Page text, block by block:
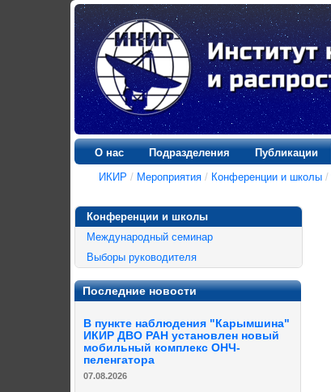
О нас Подразделения Публикации
ИКИР / Мероприятия / Конференции и школы /
Конференции и школы
Международный семинар
Выборы руководителя
Последние новости
В пункте наблюдения "Карымшина"
ИКИР ДВО РАН установлен новый
мобильный комплекс ОНЧ-
пеленгатора
07.08.2026